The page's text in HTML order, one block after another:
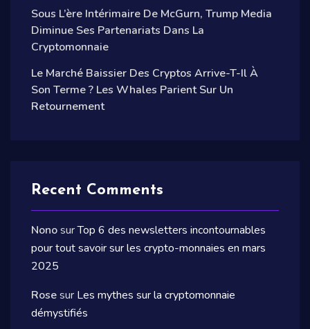
Sous L’ère Intérimaire De McGurn, Trump Media
Diminue Ses Partenariats Dans La
Cryptomonnaie
Le Marché Baissier Des Cryptos Arrive-T-Il À
Son Terme ? Les Whales Parient Sur Un
Retournement
Recent Comments
NonosurTop 6 des newsletters incontournables
pour tout savoir sur les crypto-monnaies en mars
2025
Rosesur Les mythes sur la cryptomonnaie
démystifiés